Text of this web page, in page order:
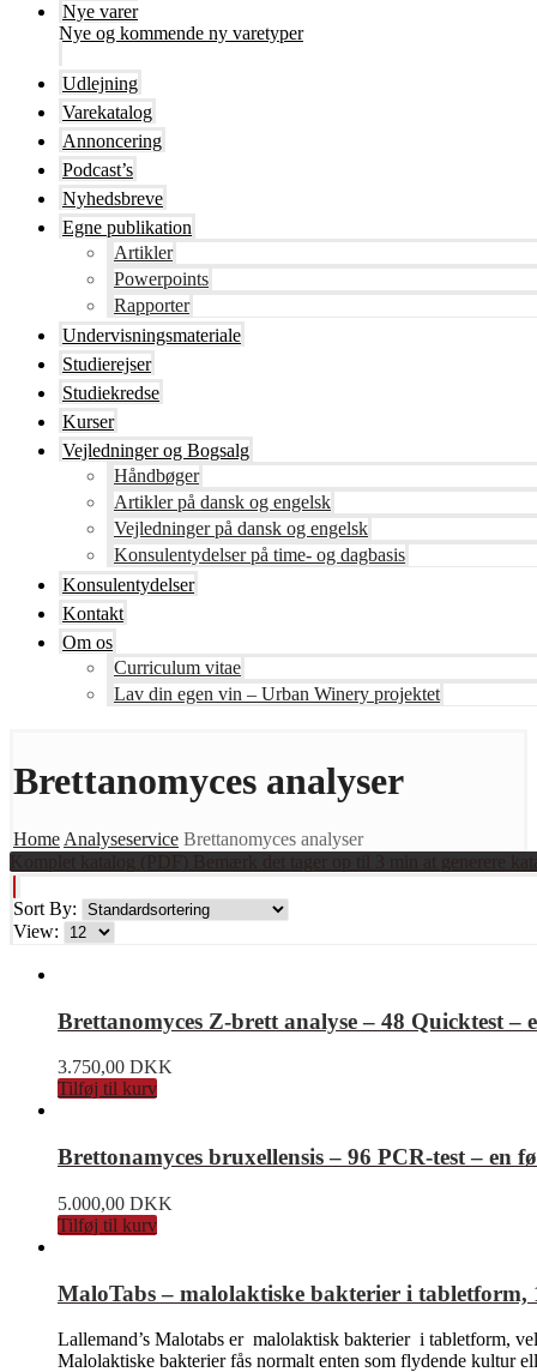
Nye varer
Nye og kommende ny varetyper
Udlejning
Varekatalog
Annoncering
Podcast’s
Nyhedsbreve
Egne publikation
Artikler
Powerpoints
Rapporter
Undervisningsmateriale
Studierejser
Studiekredse
Kurser
Vejledninger og Bogsalg
Håndbøger
Artikler på dansk og engelsk
Vejledninger på dansk og engelsk
Konsulentydelser på time- og dagbasis
Konsulentydelser
Kontakt
Om os
Curriculum vitae
Lav din egen vin – Urban Winery projektet
Brettanomyces analyser
Home Analyseservice Brettanomyces analyser
Sort By:
View:
Brettanomyces Z-brett analyse – 48 Quicktest
3.750,00 DKK
Tilføj til kurv
Brettonamyces bruxellensis – 96 PCR-test – en
5.000,00 DKK
Tilføj til kurv
MaloTabs – malolaktiske bakterier i
Lallemand’s Malotabs er malolaktisk bakterier i tabletform,
Malolaktiske bakterier fås normalt enten som flydende kultur